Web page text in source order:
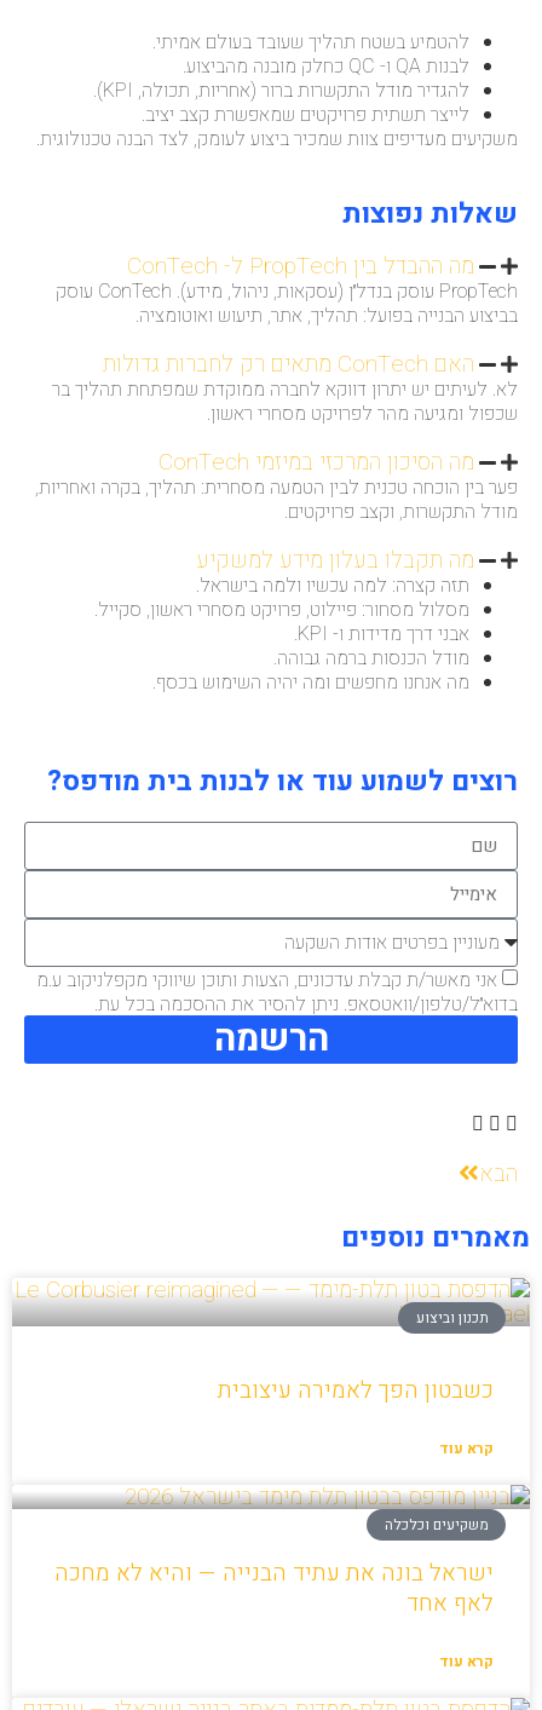
להטמיע בשטח תהליך שעובד בעולם אמיתי.
לבנות QA ו- QC כחלק מובנה מהביצוע.
להגדיר מודל התקשרות ברור (אחריות, תכולה, KPI).
לייצר תשתית פרויקטים שמאפשרת קצב יציב.
משקיעים מעדיפים צוות שמכיר ביצוע לעומק, לצד הבנה טכנולוגית.
שאלות נפוצות
מה ההבדל בין PropTech ל- ConTech
PropTech עוסק בנדל״ן (עסקאות, ניהול, מידע). ConTech עוסק
בביצוע הבנייה בפועל: תהליך, אתר, תיעוש ואוטומציה.
האם ConTech מתאים רק לחברות גדולות
לא. לעיתים יש יתרון דווקא לחברה ממוקדת שמפתחת תהליך בר
שכפול ומגיעה מהר לפרויקט מסחרי ראשון.
מה הסיכון המרכזי במיזמי ConTech
פער בין הוכחה טכנית לבין הטמעה מסחרית: תהליך, בקרה ואחריות,
מודל התקשרות, וקצב פרויקטים.
מה תקבלו בעלון מידע למשקיע
תזה קצרה: למה עכשיו ולמה בישראל.
מסלול מסחור: פיילוט, פרויקט מסחרי ראשון, סקייל.
אבני דרך מדידות ו- KPI.
מודל הכנסות ברמה גבוהה.
מה אנחנו מחפשים ומה יהיה השימוש בכסף.
רוצים לשמוע עוד או לבנות בית מודפס?
אני מאשר/ת קבלת עדכונים, הצעות ותוכן שיווקי מקפלניקוב ע.מ
בדוא״ל/טלפון/וואטסאפ. ניתן להסיר את ההסכמה בכל עת.
הרשמה
הבא
מאמרים נוספים
תכנון וביצוע
כשבטון הפך לאמירה עיצובית
קרא עוד
משקיעים וכלכלה
ישראל בונה את עתיד הבנייה — והיא לא מחכה
לאף אחד
קרא עוד